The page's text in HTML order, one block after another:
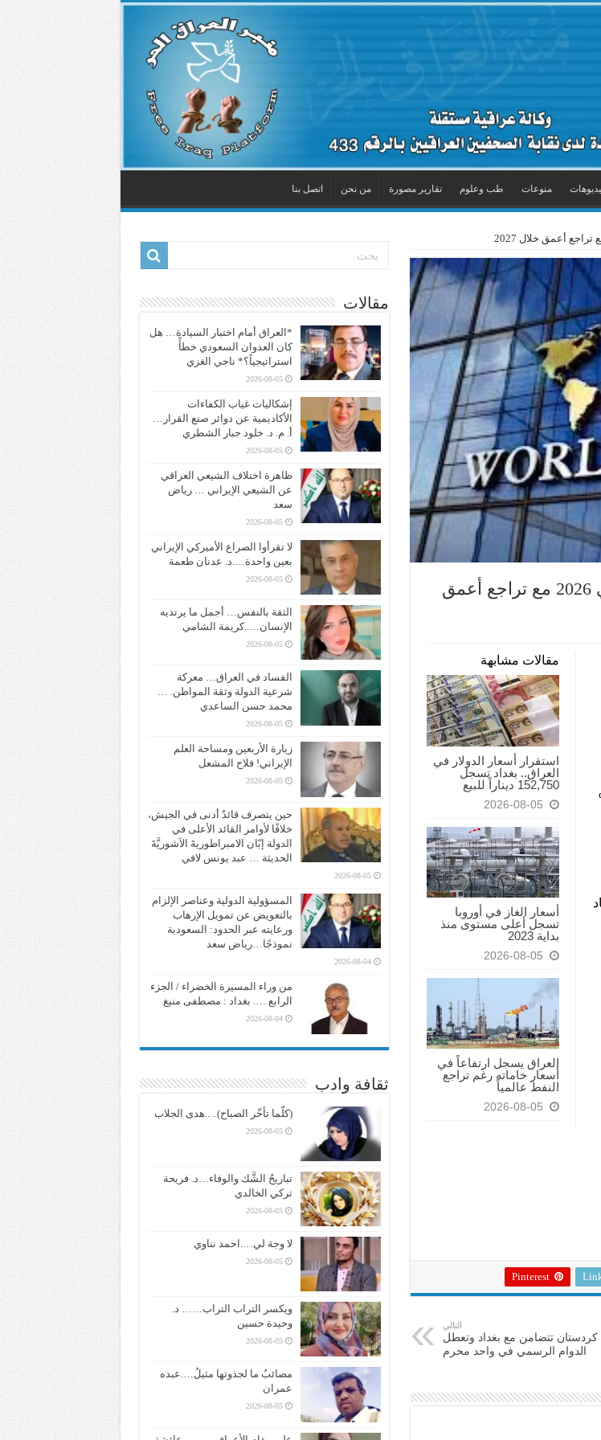
منوعات طب وعلوم تقارير مصورة من نحن اتصل بنا
البنك الدولي يتوقع انكماش اقتصاد العراق في 2026 مع تراجع أعمق
مقالات مشابهة
استقرار أسعار الدولار في
العراق.. بغداد تسجل
152,750 ديناراً للبيع
2026-08-05
أسعار الغاز في أوروبا
تسجل أعلى مستوى منذ
بداية 2023
2026-08-05
العراق يسجل ارتفاعاً في
أسعار خاماته رغم تراجع
النفط عالمياً
2026-08-05
1.5%
Pinterest
التالي
كردستان تتضامن مع بغداد وتعطل
الدوام الرسمي في واحد محرم
مقالات
*العراق أمام اختبار السيادة… هل
كان العدوان السعودي خطأً
استراتيجياً؟* ناجي الغزي
2026-08-05
إشكاليات غياب الكفاءات
الأكاديمية عن دوائر صنع القرار…
أ. م. د. خلود جبار الشطري
2026-08-05
ظاهرة اختلاف الشيعي العراقي
عن الشيعي الإيراني … رياض
سعد
2026-08-05
لا تقرأوا الصراع الأميركي الإيراني
بعين واحدة….د. عدنان طعمة
2026-08-05
الثقة بالنفس… أجمل ما يرتديه
الإنسان…..كريمة الشامي
2026-08-05
الفساد في العراق… معركة
شرعية الدولة وثقة المواطن. …
محمد حسن الساعدي
2026-08-05
زيارة الأربعين ومساحة العلم
الإيراني! فلاح المشعل
2026-08-05
حين يتصرف قائدٌ أدنى في الجيش،
خلافًا لأوامر القائد الأعلى في
الدولة إبّان الامبراطوريةَ الآشوريَّةَ
الحديثة … عبد يونس لافي
2026-08-05
المسؤولية الدولية وعناصر الإلزام
بالتعويض عن تمويل الإرهاب
ورعايته عبر الحدود: السعودية
نموذجًا…رياض سعد
2026-08-04
من وراء المسيرة الخضراء / الجزء
الرابع …. بغداد : مصطفى منيغ
2026-08-04
ثقافة وادب
(كلّما تأخّر الصباح).. ..هدى الجلاب
2026-08-05
تباريحُ الشَّك والوفاء…د. فريحة
تركي الخالدي
2026-08-05
لا وجهَ لي….احمد نناوي
2026-08-05
ويكسر التراب التراب…… د.
وحيدة حسين
2026-08-05
مصائبُ ما لجذوتها مثيلُ….عبده
عمران
2026-08-05